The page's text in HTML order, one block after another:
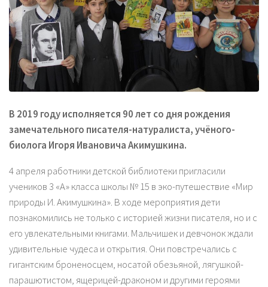
В 2019 году исполняется 90 лет со дня рождения
замечательного писателя-натуралиста, учёного-
биолога Игоря Ивановича Акимушкина.
4 апреля работники детской библиотеки пригласили
учеников 3 «А» класса школы № 15 в эко-путешествие «Мир
природы И. Акимушкина». В ходе мероприятия дети
познакомились не только с историей жизни писателя, но и с
его увлекательными книгами. Мальчишек и девчонок ждали
удивительные чудеса и открытия. Они повстречались с
гигантским броненосцем, носатой обезьяной, лягушкой-
парашютистом, ящерицей-драконом и другими героями